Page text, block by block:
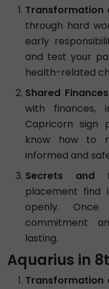
Transformation
through hard
early
and test your
health-related
Shared
with finances,
Capricorn sign
know how to
informed and
Secrets and
placement find
openly.
commitment
lasting.
Aquarius in
Transformation